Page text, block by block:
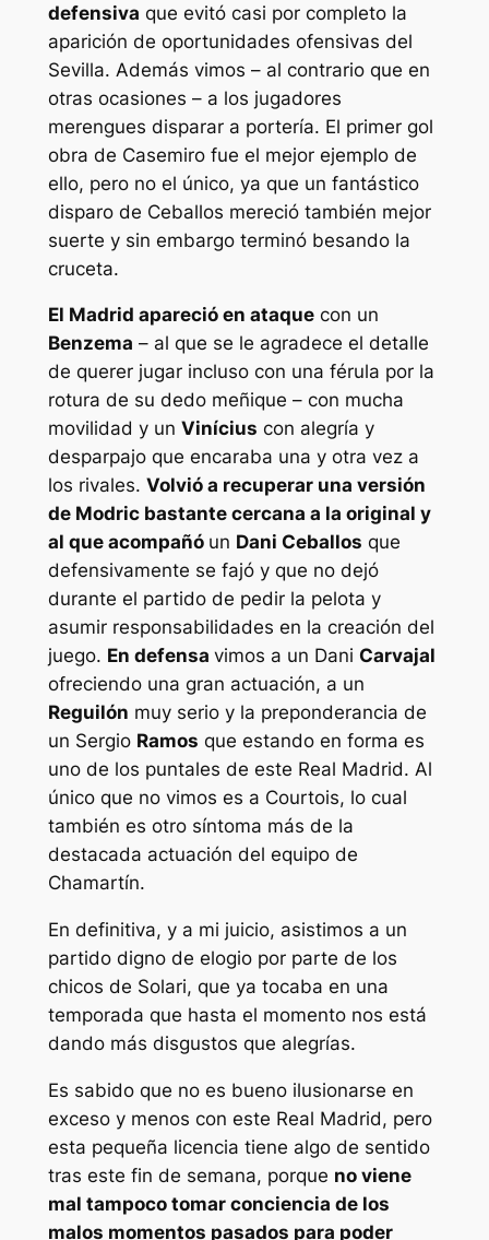
defensiva que evitó casi por completo la
aparición de oportunidades ofensivas del
Sevilla. Además vimos – al contrario que en
otras ocasiones – a los jugadores
merengues disparar a portería. El primer gol
obra de Casemiro fue el mejor ejemplo de
ello, pero no el único, ya que un fantástico
disparo de Ceballos mereció también mejor
suerte y sin embargo terminó besando la
cruceta.
El Madrid apareció en ataquecon un
Benzema – al que se le agradece el detalle
de querer jugar incluso con una férula por la
rotura de su dedo meñique – con mucha
movilidad y un Vinícius con alegría y
desparpajo que encaraba una y otra vez a
los rivales. Volvió a recuperar una versión
de Modric bastante cercana a la original y
al que acompañó un Dani Ceballos que
defensivamente se fajó y que no dejó
durante el partido de pedir la pelota y
asumir responsabilidades en la creación del
juego. En defensa vimos a un Dani Carvajal
ofreciendo una gran actuación, a un
Reguilón muy serio y la preponderancia de
un Sergio Ramos que estando en forma es
uno de los puntales de este Real Madrid. Al
único que no vimos es a Courtois, lo cual
también es otro síntoma más de la
destacada actuación del equipo de
Chamartín.
En definitiva, y a mi juicio, asistimos a un
partido digno de elogio por parte de los
chicos de Solari, que ya tocaba en una
temporada que hasta el momento nos está
dando más disgustos que alegrías.
Es sabido que no es bueno ilusionarse en
exceso y menos con este Real Madrid, pero
esta pequeña licencia tiene algo de sentido
tras este fin de semana, porque no viene
mal tampoco tomar conciencia de los
malos momentos pasados para poder